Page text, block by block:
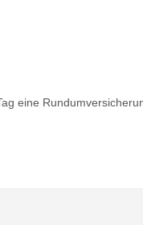
eine